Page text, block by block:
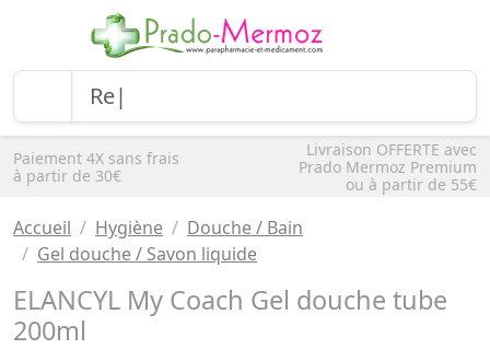
Paiement 4X sans frais
à partir de 30€
Livraison OFFERTE avec
Prado Mermoz Premium
ou à partir de 55€
Accueil Hygiène
Douche / Bain
Gel douche / Savon liquide
ELANCYL My Coach Gel douche tube
200ml